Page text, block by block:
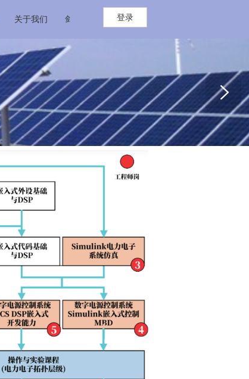
关于我们 剑石科技 登录